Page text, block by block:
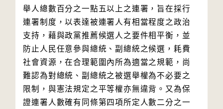
舉人總數百分之一點五以上之連署，旨在採行
連署制度，以表達被連署人有相當程度之政治
支持，藉與政黨推薦候選人之要件相平衡，並
防止人民任意參與總統、副總統之候選，耗費
社會資源，在合理範圍內所為適當之規範，尚
難認為對總統、副總統之被選舉權為不必要之
限制，與憲法規定之平等權亦無違背。又為保
證連署人數確有同條第四項所定人數二分之一